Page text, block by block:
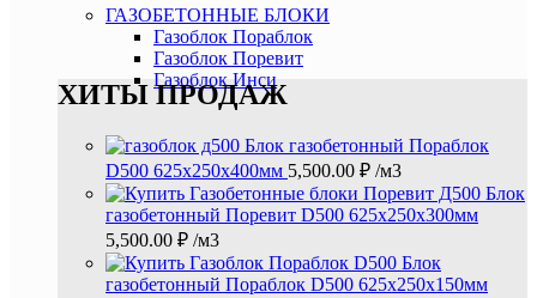
ГАЗОБЕТОННЫЕ БЛОКИ
Газоблок Пораблок
Газоблок Поревит
Газоблок Инси
ХИТЫ ПРОДАЖ
Блок газобетонный Пораблок
D500 625х250х400мм 5,500.00 ₽ /м3
Блок
газобетонный Поревит D500 625х250х300мм
5,500.00 ₽ /м3
Блок
газобетонный Пораблок D500 625х250х150мм